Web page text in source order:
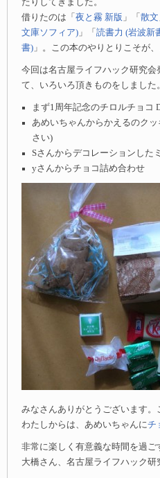
たりしてきました。
借りたのは「 夜と霧 新版 」「 散文
文庫ソフィア) 」「 読書力 (岩波新
書) 」。この本のやりとりこそが
今回は名古屋ライフハック研究
て、いろいろ頂きものをしました。
まず1周年記念のチロルチョコ
あめいちゃんからかえるのク
さい)
Sさんからデコレーションした
yさんからチョコ詰め合わせ
みなさんありがとうございます。
わたしからは、あめいちゃんにチ
非常に楽しく有意義な時間を過ご
大橋さん、名古屋ライフハック